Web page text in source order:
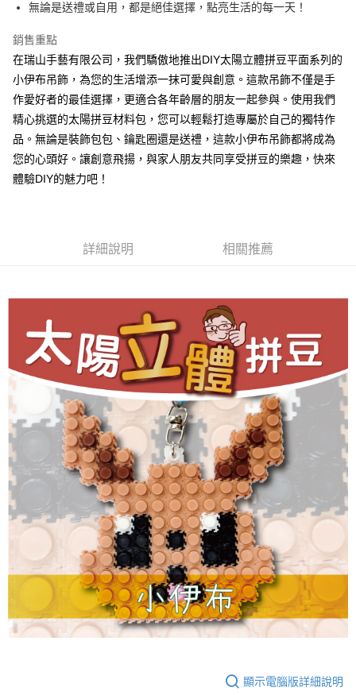
運送方式
全家取貨付款
每筆NT$60，滿NT$1,500(含以上)免運費
付款後全家取貨
7-11取貨付款
每筆NT$60，滿NT$1,500(含以上)免運費
無論是送禮或自用，都是絕佳選擇，點亮生活的每一天！
銷售重點
在瑞山手藝有限公司，我們驕傲地推出DIY太陽立體拼豆平面系列的
小伊布吊飾，為您的生活增添一抹可愛與創意。這款吊飾不僅是手
作愛好者的最佳選擇，更適合各年齡層的朋友一起參與。使用我們
精心挑選的太陽拼豆材料包，您可以輕鬆打造專屬於自己的獨特作
品。無論是裝飾包包、鑰匙圈還是送禮，這款小伊布吊飾都將成為
您的心頭好。讓創意飛揚，與家人朋友共同享受拼豆的樂趣，快來
體驗DIY的魅力吧！
詳細說明 相關推薦
顯示電腦版詳細說明